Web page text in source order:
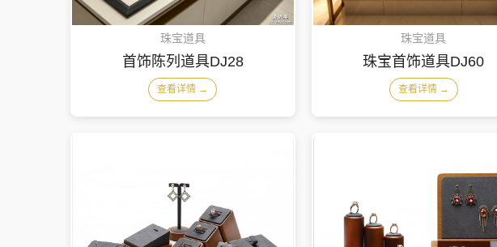
珠宝道具
首饰陈列道具DJ28
查看详情 →
珠宝道具
珠宝首饰道具DJ60
查看详情 →